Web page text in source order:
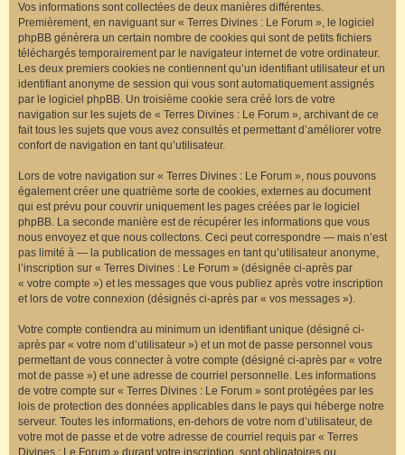
Vos informations sont collectées de deux manières différentes.
Premièrement, en naviguant sur « Terres Divines : Le Forum », le logiciel
phpBB génèrera un certain nombre de cookies qui sont de petits fichiers
téléchargés temporairement par le navigateur internet de votre ordinateur.
Les deux premiers cookies ne contiennent qu’un identifiant utilisateur et un
identifiant anonyme de session qui vous sont automatiquement assignés
par le logiciel phpBB. Un troisième cookie sera créé lors de votre
navigation sur les sujets de « Terres Divines : Le Forum », archivant de ce
fait tous les sujets que vous avez consultés et permettant d’améliorer votre
confort de navigation en tant qu’utilisateur.
Lors de votre navigation sur « Terres Divines : Le Forum », nous pouvons
également créer une quatrième sorte de cookies, externes au document
qui est prévu pour couvrir uniquement les pages créées par le logiciel
phpBB. La seconde manière est de récupérer les informations que vous
nous envoyez et que nous collectons. Ceci peut correspondre — mais n’est
pas limité à — la publication de messages en tant qu’utilisateur anonyme,
l’inscription sur « Terres Divines : Le Forum » (désignée ci-après par
« votre compte ») et les messages que vous publiez après votre inscription
et lors de votre connexion (désignés ci-après par « vos messages »).
Votre compte contiendra au minimum un identifiant unique (désigné ci-
après par « votre nom d’utilisateur ») et un mot de passe personnel vous
permettant de vous connecter à votre compte (désigné ci-après par « votre
mot de passe ») et une adresse de courriel personnelle. Les informations
de votre compte sur « Terres Divines : Le Forum » sont protégées par les
lois de protection des données applicables dans le pays qui héberge notre
serveur. Toutes les informations, en-dehors de votre nom d’utilisateur, de
votre mot de passe et de votre adresse de courriel requis par « Terres
Divines : Le Forum » durant votre inscription, sont obligatoires ou